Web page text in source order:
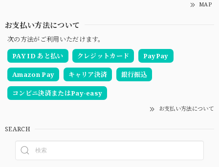
MAP
お支払い方法について
次の方法がご利用いただけます。
PAY ID あと払い
クレジットカード PayPay
Amazon Pay キャリア決済 銀行振込
コンビニ決済またはPay-easy
お支払い方法について
SEARCH